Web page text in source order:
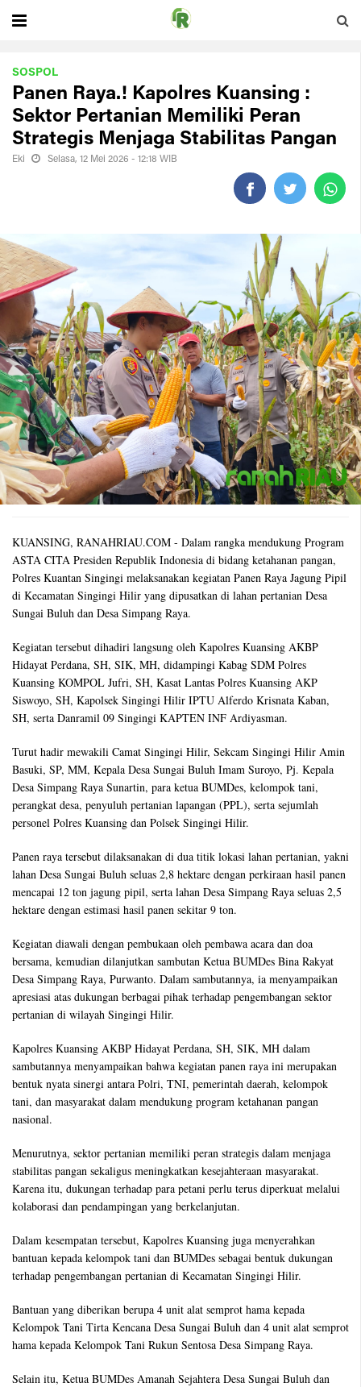
SOSPOL
Panen Raya.! Kapolres Kuansing :
Sektor Pertanian Memiliki Peran
Strategis Menjaga Stabilitas Pangan
Eki Selasa, 12 Mei 2026 - 12:18 WIB
KUANSING, RANAHRIAU.COM - Dalam rangka mendukung Program
ASTA CITA Presiden Republik Indonesia di bidang ketahanan pangan,
Polres Kuantan Singingi melaksanakan kegiatan Panen Raya Jagung Pipil
di Kecamatan Singingi Hilir yang dipusatkan di lahan pertanian Desa
Sungai Buluh dan Desa Simpang Raya.
Kegiatan tersebut dihadiri langsung oleh Kapolres Kuansing AKBP
Hidayat Perdana, SH, SIK, MH, didampingi Kabag SDM Polres
Kuansing KOMPOL Jufri, SH, Kasat Lantas Polres Kuansing AKP
Siswoyo, SH, Kapolsek Singingi Hilir IPTU Alferdo Krisnata Kaban,
SH, serta Danramil 09 Singingi KAPTEN INF Ardiyasman.
Turut hadir mewakili Camat Singingi Hilir, Sekcam Singingi Hilir Amin
Basuki, SP, MM, Kepala Desa Sungai Buluh Imam Suroyo, Pj. Kepala
Desa Simpang Raya Sunartin, para ketua BUMDes, kelompok tani,
perangkat desa, penyuluh pertanian lapangan (PPL), serta sejumlah
personel Polres Kuansing dan Polsek Singingi Hilir.
Panen raya tersebut dilaksanakan di dua titik lokasi lahan pertanian, yakni
lahan Desa Sungai Buluh seluas 2,8 hektare dengan perkiraan hasil panen
mencapai 12 ton jagung pipil, serta lahan Desa Simpang Raya seluas 2,5
hektare dengan estimasi hasil panen sekitar 9 ton.
Kegiatan diawali dengan pembukaan oleh pembawa acara dan doa
bersama, kemudian dilanjutkan sambutan Ketua BUMDes Bina Rakyat
Desa Simpang Raya, Purwanto. Dalam sambutannya, ia menyampaikan
apresiasi atas dukungan berbagai pihak terhadap pengembangan sektor
pertanian di wilayah Singingi Hilir.
Kapolres Kuansing AKBP Hidayat Perdana, SH, SIK, MH dalam
sambutannya menyampaikan bahwa kegiatan panen raya ini merupakan
bentuk nyata sinergi antara Polri, TNI, pemerintah daerah, kelompok
tani, dan masyarakat dalam mendukung program ketahanan pangan
nasional.
Menurutnya, sektor pertanian memiliki peran strategis dalam menjaga
stabilitas pangan sekaligus meningkatkan kesejahteraan masyarakat.
Karena itu, dukungan terhadap para petani perlu terus diperkuat melalui
kolaborasi dan pendampingan yang berkelanjutan.
Dalam kesempatan tersebut, Kapolres Kuansing juga menyerahkan
bantuan kepada kelompok tani dan BUMDes sebagai bentuk dukungan
terhadap pengembangan pertanian di Kecamatan Singingi Hilir.
Bantuan yang diberikan berupa 4 unit alat semprot hama kepada
Kelompok Tani Tirta Kencana Desa Sungai Buluh dan 4 unit alat semprot
hama kepada Kelompok Tani Rukun Sentosa Desa Simpang Raya.
Selain itu, Ketua BUMDes Amanah Sejahtera Desa Sungai Buluh dan